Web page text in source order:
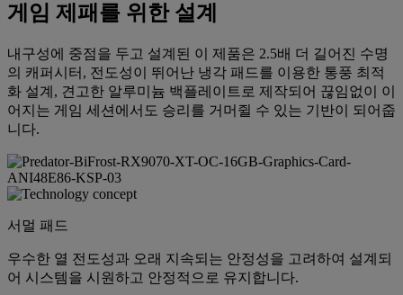
게임 제패를 위한 설계
내구성에 중점을 두고 설계된 이 제품은 2.5배 더 길어진 수명
의 캐퍼시터, 전도성이 뛰어난 냉각 패드를 이용한 통풍 최적
화 설계, 견고한 알루미늄 백플레이트로 제작되어 끊임없이 이
어지는 게임 세션에서도 승리를 거머쥘 수 있는 기반이 되어줍
니다.
서멀 패드
우수한 열 전도성과 오래 지속되는 안정성을 고려하여 설계되
어 시스템을 시원하고 안정적으로 유지합니다.